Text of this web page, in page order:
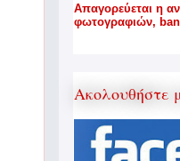
Aπαγορεύεται η
φωτογραφιών,
Ακολουθήστε